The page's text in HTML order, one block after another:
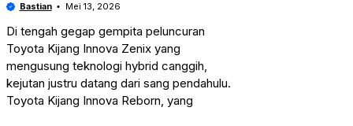
Bastian Mei 13, 2026
Di tengah gegap gempita peluncuran
Toyota Kijang Innova Zenix yang
mengusung teknologi hybrid canggih,
kejutan justru datang dari sang pendahulu.
Toyota Kijang Innova Reborn, yang